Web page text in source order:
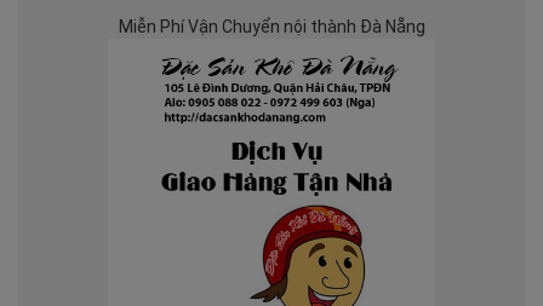
Miễn Phí Vận Chuyển nội thành Đà Nẵng